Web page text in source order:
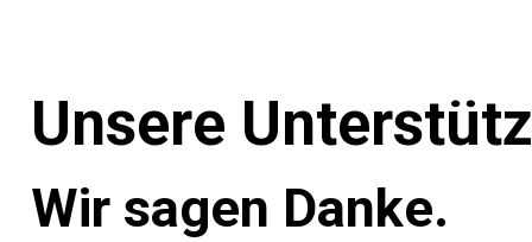
Unsere
Wir sagen Danke.